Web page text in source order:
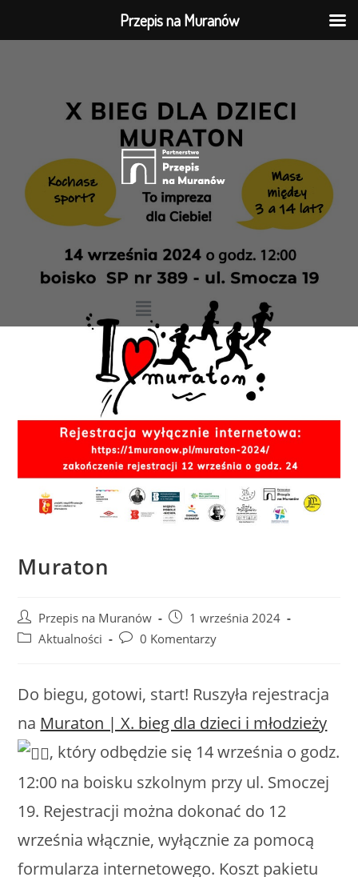
Muraton
Przepis na Muranów
1 września 2024
Aktualności
0 Komentarzy
Do biegu, gotowi, start! Ruszyła rejestracja
na Muraton | X. bieg dla dzieci i młodzieży
, który odbędzie się 14 września o godz.
12:00 na boisku szkolnym przy ul. Smoczej
19. Rejestracji można dokonać do 12
września włącznie, wyłącznie za pomocą
formularza internetowego. Koszt pakietu
Przepis na Muranów